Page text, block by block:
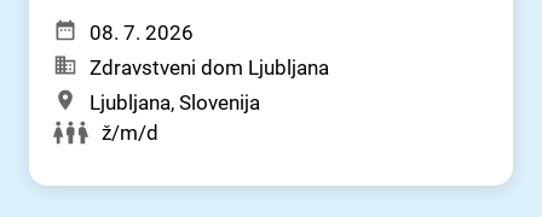
08. 7. 2026
Zdravstveni dom Ljubljana
Ljubljana, Slovenija
ž/m/d